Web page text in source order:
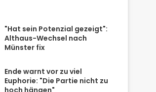
"Hat sein Potenzial gezeigt":
Althaus-Wechsel nach
Münster fix
Ende warnt vor zu viel
Euphorie: "Die Partie nicht zu
hoch hängen"